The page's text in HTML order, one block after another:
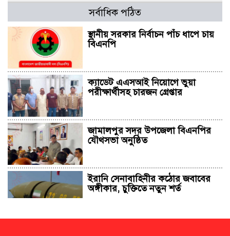
সর্বাধিক পঠিত
স্থানীয় সরকার নির্বাচন পাঁচ ধাপে চায়
বিএনপি
ক্যাডেট এএসআই নিয়োগে ভুয়া
পরীক্ষার্থীসহ চারজন গ্রেপ্তার
জামালপুর সদর উপজেলা বিএনপির
যৌথসভা অনুষ্ঠিত
ইরানি সেনাবাহিনীর কঠোর জবাবের
অঙ্গীকার, চুক্তিতে নতুন শর্ত